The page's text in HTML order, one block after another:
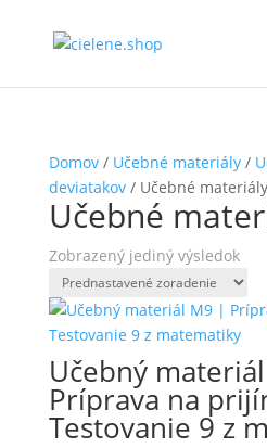
Domov/ Učebné materiály/
deviatakov/ Učebné
Učebné
Zobrazený jediný výsledok
Učebný
Príprava na
Testovanie 9 z